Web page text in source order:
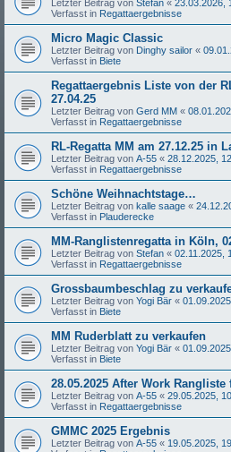
Letzter Beitrag von Stefan « 23.03.2026,
Verfasst in Regattaergebnisse
Micro Magic Classic
Letzter Beitrag von Dinghy sailor «
Verfasst in Biete
Regattaergebnis Liste von der
27.04.25
Letzter Beitrag von Gerd MM «
Verfasst in Regattaergebnisse
RL-Regatta MM am 27.12.25 in
Letzter Beitrag von A-55 « 28.12.2025,
Verfasst in Regattaergebnisse
Schöne Weihnachtstage…
Letzter Beitrag von kalle saage «
Verfasst in Plauderecke
MM-Ranglistenregatta in Köln,
Letzter Beitrag von Stefan « 02.11.2025,
Verfasst in Regattaergebnisse
Grossbaumbeschlag zu
Letzter Beitrag von Yogi Bär «
Verfasst in Biete
MM Ruderblatt zu verkaufen
Letzter Beitrag von Yogi Bär «
Verfasst in Biete
28.05.2025 After Work Rangliste
Letzter Beitrag von A-55 « 29.05.2025,
Verfasst in Regattaergebnisse
GMMC 2025 Ergebnis
Letzter Beitrag von A-55 « 19.05.2025,